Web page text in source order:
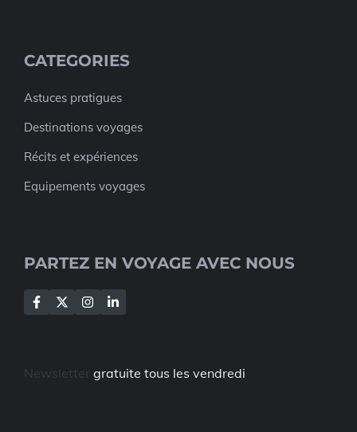
CATEGORIES
Astuces pratigues
Destinations voyages
Récits et expériences
Equipements voyages
PARTEZ EN VOYAGE AVEC NOUS
Newsletter gratuite tous les vendredi